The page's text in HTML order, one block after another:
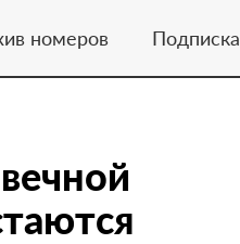
номеров Подписка